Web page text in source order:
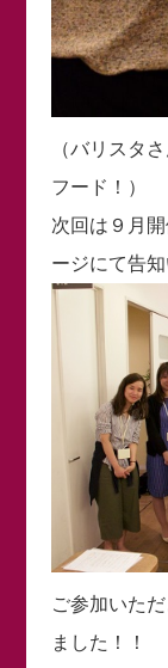
（バリスタ
フード！）
次回は９月
ージにて告知
ご参加いた
ました！！